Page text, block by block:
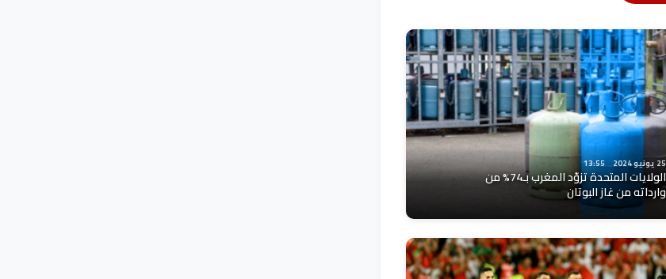
25 يونيو 2024 13:55
الولايات المتحدة تزوّد المغرب بـ74% من
وارداته من غاز البوتان